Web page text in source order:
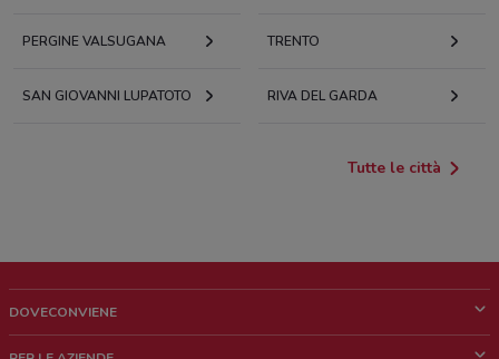
PERGINE VALSUGANA TRENTO
SAN GIOVANNI LUPATOTO RIVA DEL GARDA
Tutte le città
DOVECONVIENE